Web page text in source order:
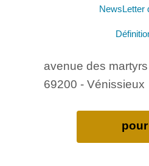
NewsLetter
avenue des
69200 - Vénissieux
pour